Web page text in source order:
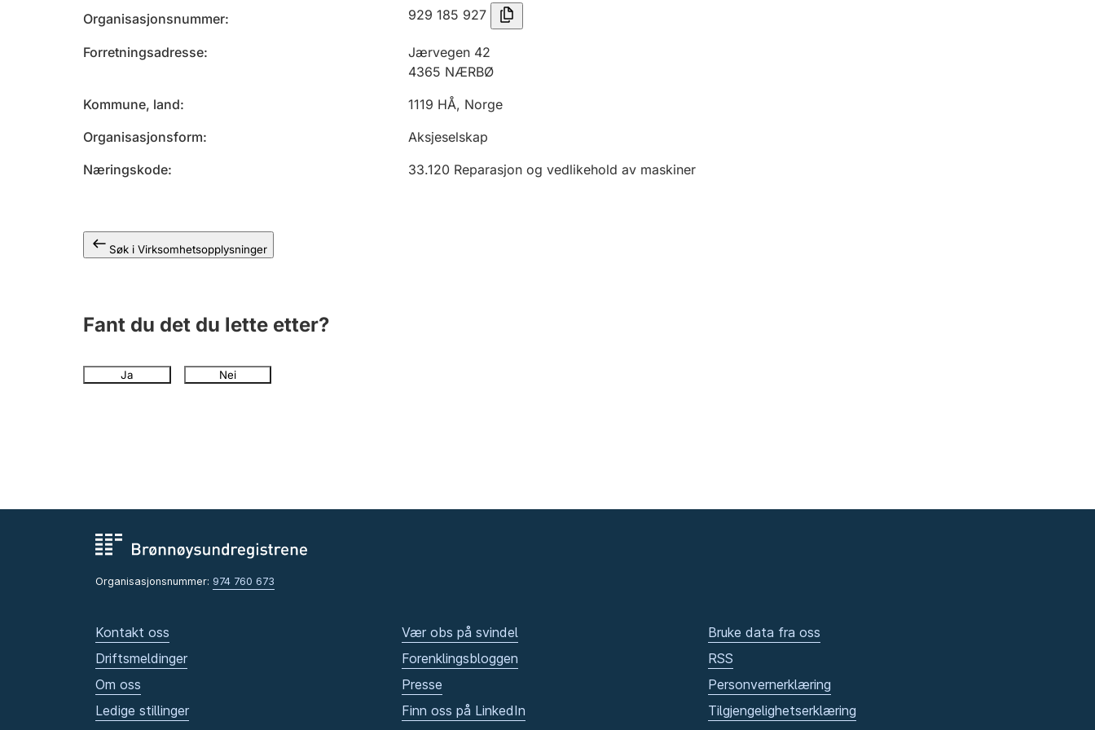
Organisasjonsnummer 929 185 927
Forretningsadresse
Jærvegen 42
4365 NÆRBØ
Kommune, land
1119 HÅ, Norge
Organisasjonsform
Aksjeselskap
Næringskode
33.120 Reparasjon og vedlikehold av maskiner
Søk i Virksomhetsopplysninger
Fant du det du lette etter?
Ja Nei
Organisasjonsnummer: 974 760 673
Kontakt oss
Driftsmeldinger
Om oss
Ledige stillinger
Vær obs på svindel
Forenklingsbloggen
Presse
Finn oss på LinkedIn
Bruke data fra oss
RSS
Personvernerklæring
Tilgjengelighetserklæring